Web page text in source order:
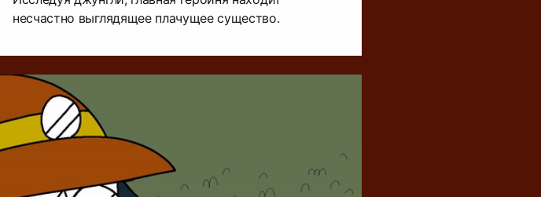
несчастно выглядящее плачущее существо.